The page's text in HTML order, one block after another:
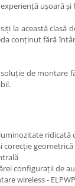
ușoară și
această
fără
de
ridicată
corecție geometrică
configurații de
wireless -